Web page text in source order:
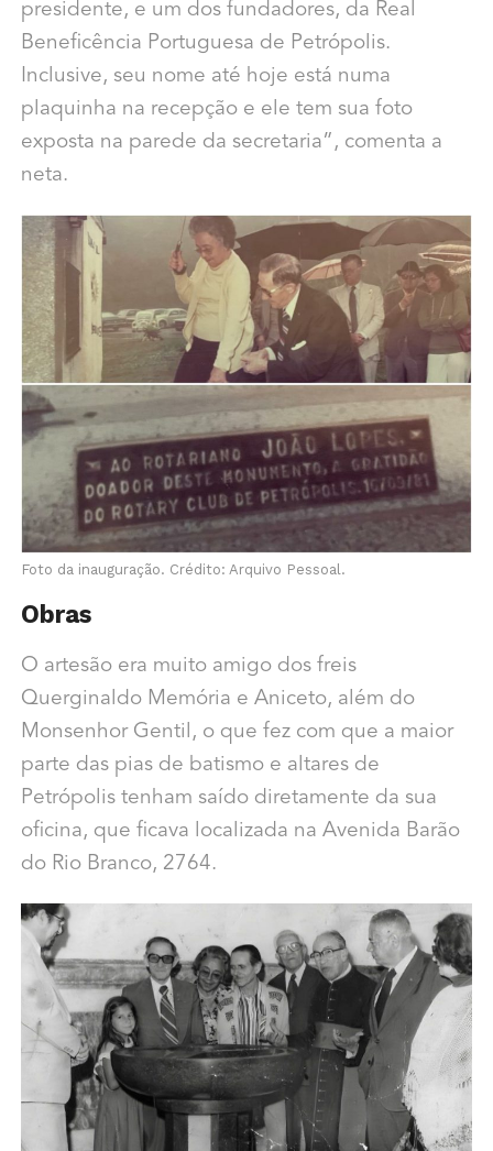
presidente, e um dos fundadores, da Real
Beneficência Portuguesa de Petrópolis.
Inclusive, seu nome até hoje está numa
plaquinha na recepção e ele tem sua foto
exposta na parede da secretaria”, comenta a
neta.
Foto da inauguração. Crédito: Arquivo Pessoal.
Obras
O artesão era muito amigo dos freis
Querginaldo Memória e Aniceto, além do
Monsenhor Gentil, o que fez com que a maior
parte das pias de batismo e altares de
Petrópolis tenham saído diretamente da sua
oficina, que ficava localizada na Avenida Barão
do Rio Branco, 2764.